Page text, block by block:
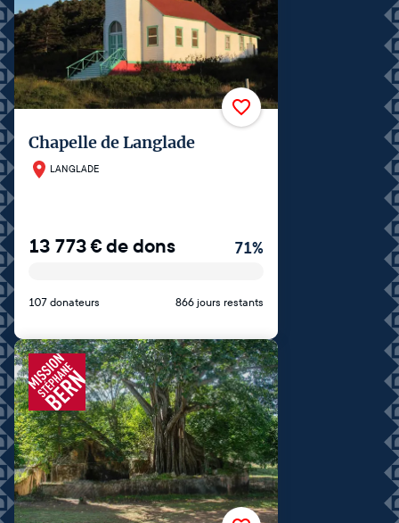
Chapelle de Langlade
LANGLADE
13 773€de dons 71%
107 donateurs 866 jours restants